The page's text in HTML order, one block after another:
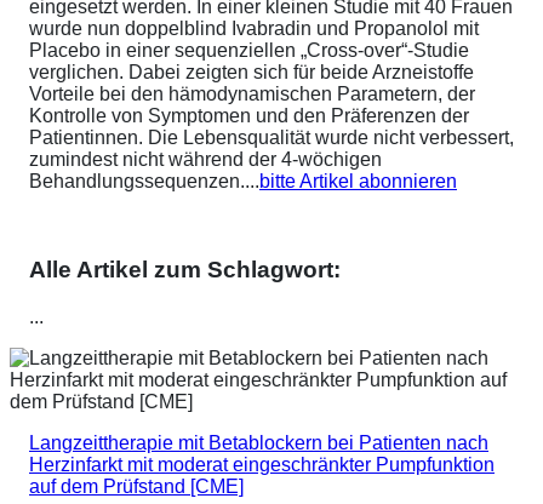
eingesetzt werden. In einer kleinen Studie mit 40 Frauen
wurde nun doppelblind Ivabradin und Propanolol mit
Placebo in einer sequenziellen „Cross-over“-Studie
verglichen. Dabei zeigten sich für beide Arzneistoffe
Vorteile bei den hämodynamischen Parametern, der
Kontrolle von Symptomen und den Präferenzen der
Patientinnen. Die Lebensqualität wurde nicht verbessert,
zumindest nicht während der 4-wöchigen
Behandlungssequenzen....bitte Artikel abonnieren
Alle Artikel zum Schlagwort:
...
Langzeittherapie mit Betablockern bei Patienten nach
Herzinfarkt mit moderat eingeschränkter Pumpfunktion
auf dem Prüfstand [CME]